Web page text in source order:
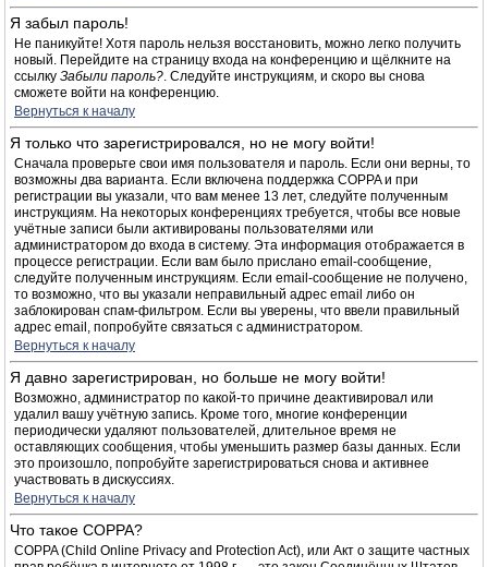
Я забыл пароль!
Не паникуйте! Хотя пароль нельзя восстановить, можно легко получить
новый. Перейдите на страницу входа на конференцию и щёлкните на
ссылку Забыли пароль?. Следуйте инструкциям, и скоро вы снова
сможете войти на конференцию.
Вернуться к началу
Я только что зарегистрировался, но не могу войти!
Сначала проверьте свои имя пользователя и пароль. Если они верны, то
возможны два варианта. Если включена поддержка COPPA и при
регистрации вы указали, что вам менее 13 лет, следуйте полученным
инструкциям. На некоторых конференциях требуется, чтобы все новые
учётные записи были активированы пользователями или
администратором до входа в систему. Эта информация отображается в
процессе регистрации. Если вам было прислано email-сообщение,
следуйте полученным инструкциям. Если email-сообщение не получено,
то возможно, что вы указали неправильный адрес email либо он
заблокирован спам-фильтром. Если вы уверены, что ввели правильный
адрес email, попробуйте связаться с администратором.
Вернуться к началу
Я давно зарегистрирован, но больше не могу войти!
Возможно, администратор по какой-то причине деактивировал или
удалил вашу учётную запись. Кроме того, многие конференции
периодически удаляют пользователей, длительное время не
оставляющих сообщения, чтобы уменьшить размер базы данных. Если
это произошло, попробуйте зарегистрироваться снова и активнее
участвовать в дискуссиях.
Вернуться к началу
Что такое COPPA?
COPPA (Child Online Privacy and Protection Act), или Акт о защите частных